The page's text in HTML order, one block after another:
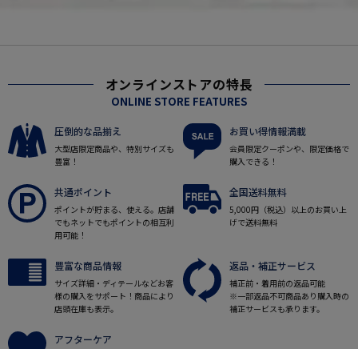
オンラインストアの特長
ONLINE STORE FEATURES
圧倒的な品揃え
大型店限定商品や、特別サイズも
豊富！
お買い得情報満載
会員限定クーポンや、限定価格で
購入できる！
共通ポイント
ポイントが貯まる、使える。店舗
でもネットでもポイントの相互利
用可能！
全国送料無料
5,000円（税込）以上のお買い上
げで送料無料
豊富な商品情報
サイズ詳細・ディテールなどお客
様の購入をサポート！商品により
店頭在庫も表示。
返品・補正サービス
補正前・着用前の返品可能
※一部返品不可商品あり購入時の
補正サービスも承ります。
アフターケア